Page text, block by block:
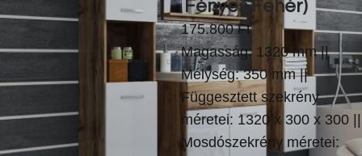
Fényes Fehér)
175.800 Ft
Magasság: 1320 mm ||
Mélység: 350 mm ||
Függesztett szekrény
méretei: 1320 x 300 x 300 ||
Mosdószekrény méretei: